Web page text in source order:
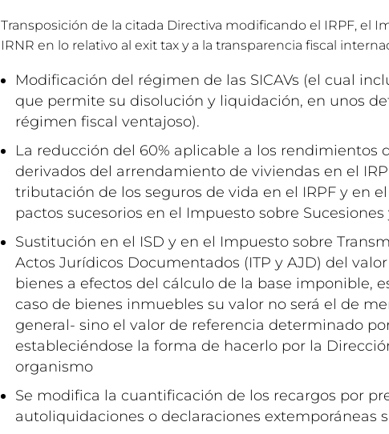
Transposición de la citada Directiva modificando el IRPF, el
IRNR en lo relativo al exit tax y a la transparencia fiscal
Modificación del régimen de las SICAVs (el cual
que permite su disolución y liquidación, en unos
régimen fiscal ventajoso).
La reducción del 60% aplicable a los rendimientos
derivados del arrendamiento de viviendas en el
tributación de los seguros de vida en el IRPF y en
pactos sucesorios en el Impuesto sobre Sucesiones
Sustitución en el ISD y en el Impuesto sobre
Actos Jurídicos Documentados (ITP y AJD) del
bienes a efectos del cálculo de la base imponible,
caso de bienes inmuebles su valor no será el de
general- sino el valor de referencia determinado
estableciéndose la forma de hacerlo por la
organismo
Se modifica la cuantificación de los recargos por
autoliquidaciones o declaraciones extemporáneas